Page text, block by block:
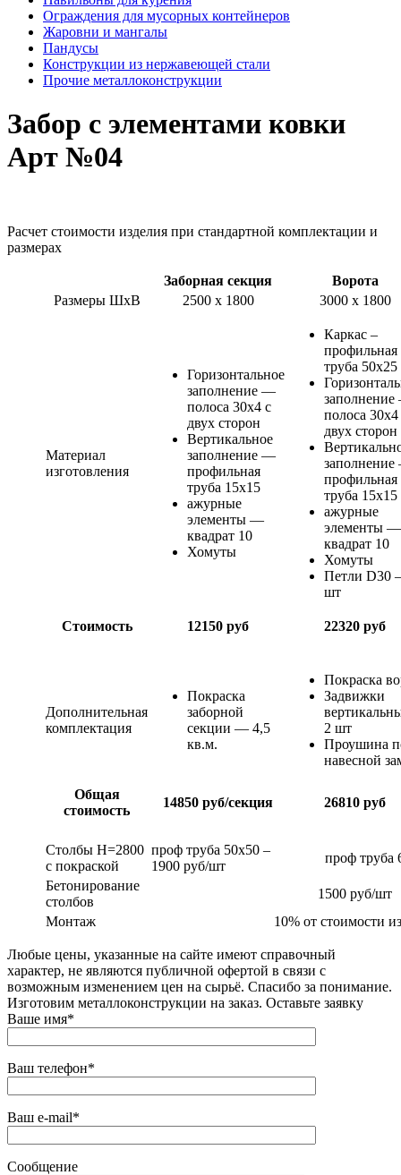
Ограждения для мусорных контейнеров
Жаровни и мангалы
Пандусы
Конструкции из нержавеющей стали
Прочие металлоконструкции
Забор с элементами ковки
Арт №04
Расчет стоимости изделия при стандартной комплектации и
размерах
Заборная секция
Ворота
Размеры ШхВ
2500 х 1800 3000 х 1800
Материал
изготовления
Горизонтальное
заполнение —
полоса 30х4 с
двух сторон
Вертикальное
заполнение —
профильная
труба 15х15
ажурные
элементы —
квадрат 10
Хомуты
Каркас –
профильная
труба 50х25
полоса 30х4
двух сторон
профильная
труба 15х15
ажурные
элементы —
квадрат 10
Хомуты
Петли D30
шт
Стоимость 12150 руб 22320 руб
Дополнительная
комплектация
Покраска
заборной
секции — 4,5
кв.м.
Покраска
Задвижки
2 шт
Проушина
навесной
Общая
стоимость
14850 руб/секция 26810 руб
Столбы Н=2800
с покраской
проф труба 50х50 –
1900 руб/шт
проф труба
Бетонирование
столбов
1500 руб/шт
Монтаж
10% от стоимости
Любые цены, указанные на сайте имеют справочный
характер, не являются публичной офертой в связи с
возможным изменением цен на сырьё. Спасибо за понимание.
Изготовим металлоконструкции на заказ. Оставьте заявку
Ваше имя*
Ваш телефон*
Ваш e-mail*
Сообщение